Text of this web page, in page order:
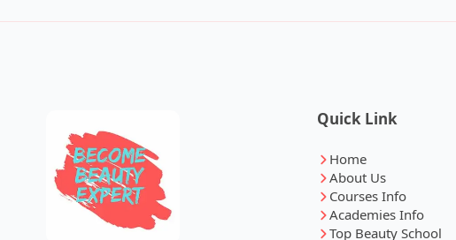
Quick Link
Home
About Us
Courses Info
Academies Info
Top Beauty School